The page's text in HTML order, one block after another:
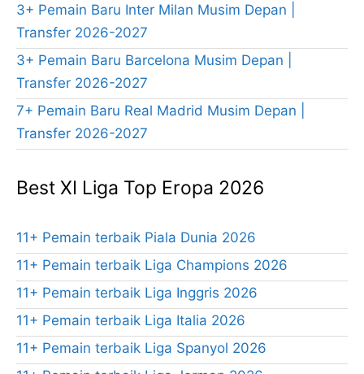
3+ Pemain Baru Inter Milan Musim Depan |
Transfer 2026-2027
3+ Pemain Baru Barcelona Musim Depan |
Transfer 2026-2027
7+ Pemain Baru Real Madrid Musim Depan |
Transfer 2026-2027
Best XI Liga Top Eropa 2026
11+ Pemain terbaik Piala Dunia 2026
11+ Pemain terbaik Liga Champions 2026
11+ Pemain terbaik Liga Inggris 2026
11+ Pemain terbaik Liga Italia 2026
11+ Pemain terbaik Liga Spanyol 2026